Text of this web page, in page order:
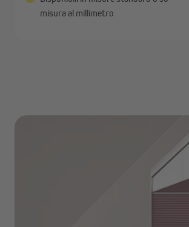
misura al millimetro